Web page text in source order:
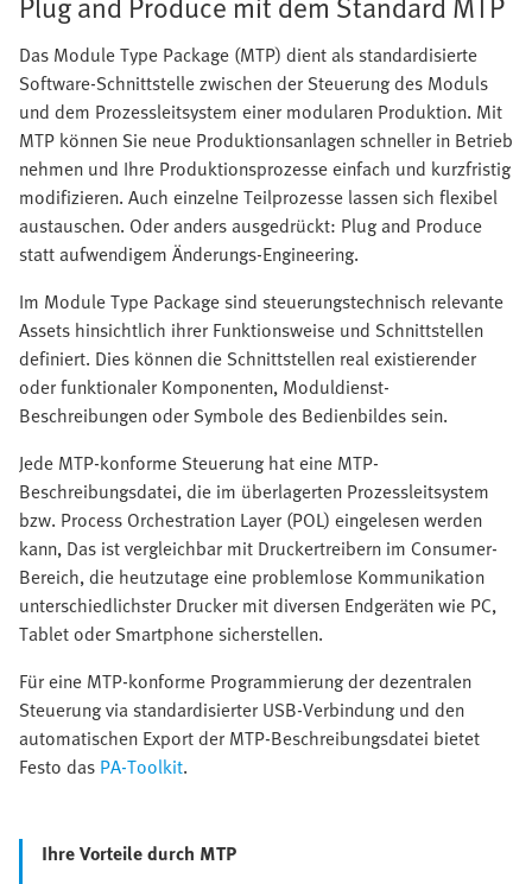
Das Module Type Package (MTP) dient als standardisierte
Software-Schnittstelle zwischen der Steuerung des Moduls
und dem Prozessleitsystem einer modularen Produktion. Mit
MTP können Sie neue Produktionsanlagen schneller in Betrieb
nehmen und Ihre Produktionsprozesse einfach und kurzfristig
modifizieren. Auch einzelne Teilprozesse lassen sich flexibel
austauschen. Oder anders ausgedrückt: Plug and Produce
statt aufwendigem Änderungs-Engineering.
Im Module Type Package sind steuerungstechnisch relevante
Assets hinsichtlich ihrer Funktionsweise und Schnittstellen
definiert. Dies können die Schnittstellen real existierender
oder funktionaler Komponenten, Moduldienst-
Beschreibungen oder Symbole des Bedienbildes sein.
Jede MTP-konforme Steuerung hat eine MTP-
Beschreibungsdatei, die im überlagerten Prozessleitsystem
bzw. Process Orchestration Layer (POL) eingelesen werden
kann, Das ist vergleichbar mit Druckertreibern im Consumer-
Bereich, die heutzutage eine problemlose Kommunikation
unterschiedlichster Drucker mit diversen Endgeräten wie PC,
Tablet oder Smartphone sicherstellen.
Für eine MTP-konforme Programmierung der dezentralen
Steuerung via standardisierter USB-Verbindung und den
automatischen Export der MTP-Beschreibungsdatei bietet
Festo das PA-Toolkit.
Ihre Vorteile durch MTP